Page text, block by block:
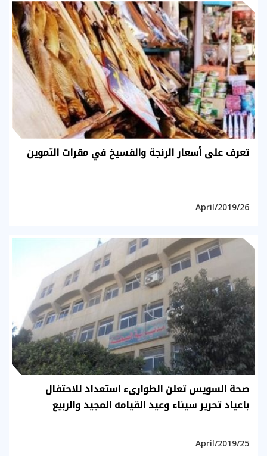
تعرف على أسعار الرنجة والفسيخ في مقرات التموين
26/April/2019
صحة السويس تعلن الطوارىء استعداد للاحتفال
باعياد تحرير سيناء وعيد القيامه المجيد والربيع
25/April/2019